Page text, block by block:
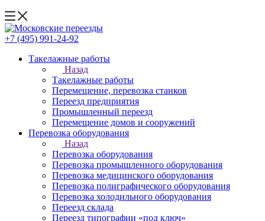
+7 (495) 991-24-92
Такелажные работы
Назад
Такелажные работы
Перемещение, перевозка станков
Переезд предприятия
Промышленный переезд
Перемещение домов и сооружений
Перевозка оборудования
Назад
Перевозка оборудования
Перевозка промышленного оборудования
Перевозка медицинского оборудования
Перевозка полиграфического оборудования
Перевозка холодильного оборудования
Переезд склада
Переезд типографии «под ключ»